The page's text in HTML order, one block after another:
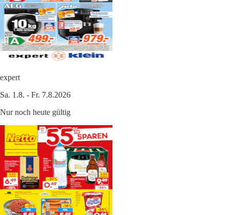
expert
Sa. 1.8. - Fr. 7.8.2026
Nur noch heute gültig